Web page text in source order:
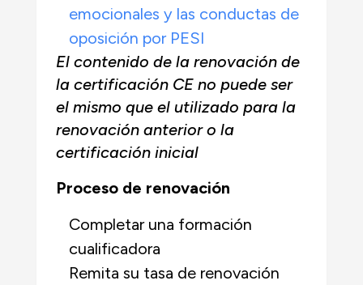
emocionales y las conductas de
oposición por PESI
El contenido de la renovación de
la certificación CE no puede ser
el mismo que el utilizado para la
renovación anterior o la
certificación inicial
Proceso de renovación
Completar una formación
cualificadora
Remita su tasa de renovación